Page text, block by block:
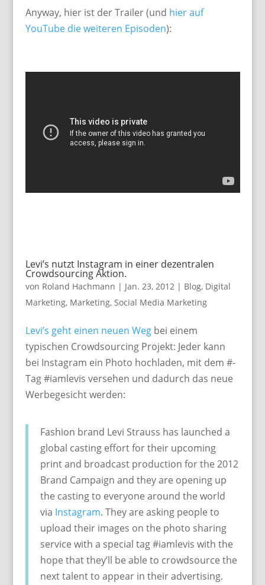
Anyway, hier ist der Trailer (und hier auf
YouTube die weiteren Episoden):
Levi’s nutzt Instagram in einer dezentralen
Crowdsourcing Aktion.
von Roland Hachmann | Jan. 23, 2012| Blog, Digital
Marketing, Marketing, Social Media Marketing
Levi’s geht einen neuen Wegbei einem
typischen Crowdsourcing Projekt: Jeder kann
bei Instagram ein Photo hochladen, mit dem #-
Tag #iamlevis versehen und dadurch das neue
Werbegesicht werden:
Fashion brand Levi Strauss has launched a
global casting effort for their upcoming
print and broadcast production for the 2012
Brand Campaign and they are opening up
the casting to everyone around the world
via Instagram. They are asking people to
upload their images on the photo sharing
service with a special tag #iamlevis with the
hope that they’ll be able to crowdsource the
next talent to appear in their advertising.